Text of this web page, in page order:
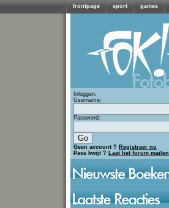
frontpage sport games
Inloggen:
Username:
Password:
Geen account ? Registreer nu
Pass kwijt ? Laat het forum mailen